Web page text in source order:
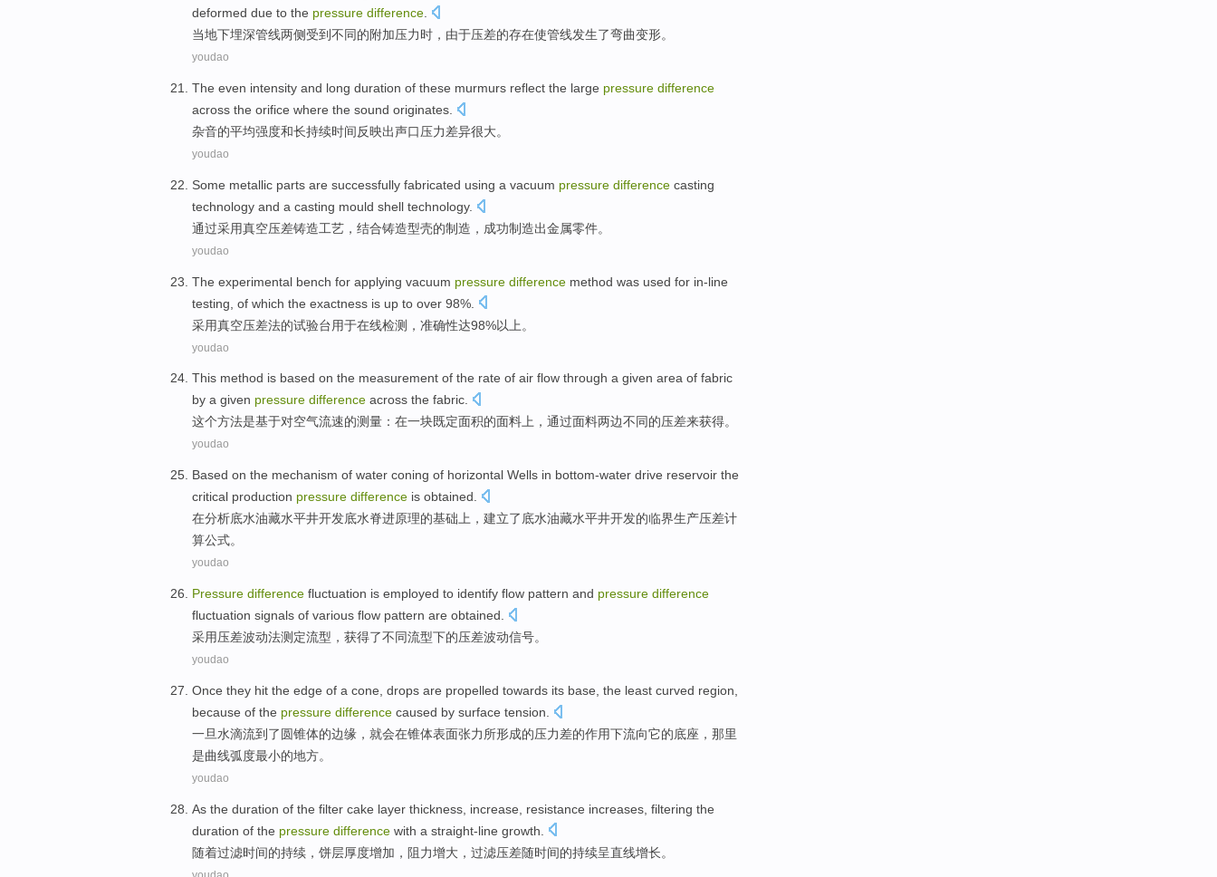
deformed due to the pressure difference
当地下埋深管线两侧受到不同的附加压力时， 由于压差的存在使管线发生了弯曲变形。
youdao
The even intensity and long duration of these murmurs reflect the large pressure difference
across the orifice where the sound originates.
杂音的平均强度和长持续时间反映出声口压力差异很大。
youdao
Some metallic parts are successfully fabricated using a vacuum pressure difference casting
technology and a casting mould shell technology.
通过采用真空压差铸造工艺 ，结合铸造型壳的制造 ， 成功制造出金属零件。
youdao
The experimental bench for applying vacuum pressure difference method was used for in-line
testing , of which the exactness is up to over 98%.
采用真空压差法的试验台用于在线检测 ， 准确性达98%以上。
youdao
This method is based on the measurement of the rate of air flow through a given area of fabric
by a given pressure difference across the fabric.
这个方法是基于对空气流速的测量 ：在一块既定面积的面料上， 通过面料两边不同的压差来获得。
youdao
Based on the mechanism of water coning of horizontal Wells in bottom-water drive reservoir the
critical production pressure difference is obtained
在分析底水油藏水平井开发底水脊进原理的基础 上 ，建立了底水油藏水平井开发的临界生产压差计
算公式。
youdao
Pressure difference fluctuation is employed to identify flow pattern and pressure difference
fluctuation signals of various flow pattern are obtained
采用压差波动法测定流型 ， 获得了不同流型下的压差波动信号。
youdao
Once they hit the edge of a cone , drops are propelled towards its base , the least curved region,
because of the pressure difference caused by surface tension
一旦水滴流到了圆锥体的边缘 ，就会在锥体表面张力所形成的压力差的作用下流向它的底座 ，那里
是曲线弧度最小的地方。
youdao
As the duration of the filter cake layer thickness increase resistance increases filtering the
duration of the pressure difference with a straight-line growth
随着过滤时间的持续 ， 饼层厚度增加 ， 阻力增大 ， 过滤压差随时间的持续呈直线增长。